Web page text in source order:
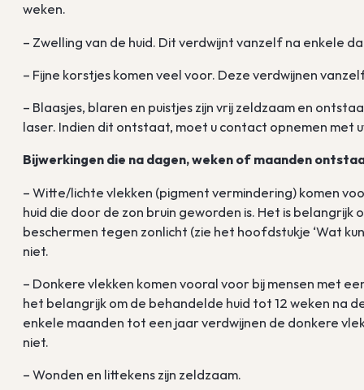
weken.
– Zwelling van de huid. Dit verdwijnt vanzelf na enkele
– Fijne korstjes komen veel voor. Deze verdwijnen
– Blaasjes, blaren en puistjes zijn vrij zeldzaam en
laser. Indien dit ontstaat, moet u contact opnemen met
Bijwerkingen die na dagen, weken of maanden
– Witte/lichte vlekken (pigment vermindering) komen
huid die door de zon bruin geworden is. Het is
beschermen tegen zonlicht (zie het hoofdstukje ‘Wat
niet.
– Donkere vlekken komen vooral voor bij mensen met
het belangrijk om de behandelde huid tot 12 weken na
enkele maanden tot een jaar verdwijnen de donkere
niet.
– Wonden en littekens zijn zeldzaam.